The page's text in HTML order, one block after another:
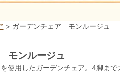
> ガーデンチェア モンルージュ
モンルージュ
使用したガーデンチェア。4脚まで